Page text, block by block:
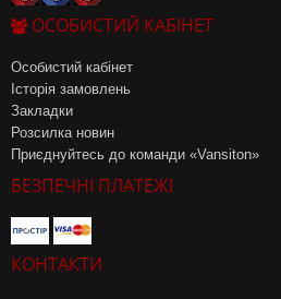
ОСОБИСТИЙ КАБІНЕТ
Особистий кабінет
Історія замовлень
Закладки
Розсилка новин
Приєднуйтесь до команди «Vansiton»
БЕЗПЕЧНІ ПЛАТЕЖІ
КОНТАКТИ